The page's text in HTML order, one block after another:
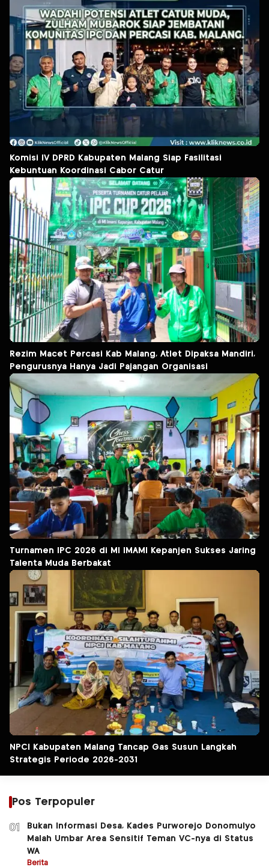
Komisi IV DPRD Kabupaten Malang Siap Fasilitasi
Kebuntuan Koordinasi Cabor Catur
Rezim Macet Percasi Kab Malang, Atlet Dipaksa Mandiri,
Pengurusnya Hanya Jadi Pajangan Organisasi
Turnamen IPC 2026 di MI IMAMI Kepanjen Sukses Jaring
Talenta Muda Berbakat
NPCI Kabupaten Malang Tancap Gas Susun Langkah
Strategis Periode 2026-2031
Pos Terpopuler
01
Bukan Informasi Desa, Kades Purworejo Donomulyo
Malah Umbar Area Sensitif Teman VC-nya di Status
WA
Berita